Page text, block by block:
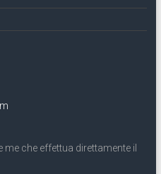
che effettua direttamente il